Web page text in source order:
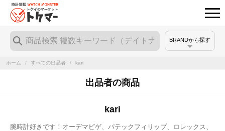
BRANDから探す
ホーム / すべての出品者 / kari
出品者の商品
kari
腕時計好きです！オーデマピゲ、パテックフィリップ、ロレックス、